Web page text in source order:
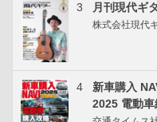
3 月刊現代ギ
株式会社現代
4
新車購入
2025 電動車